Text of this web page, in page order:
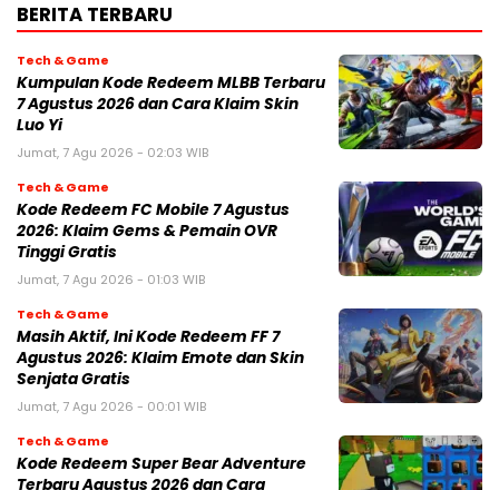
BERITA TERBARU
Tech & Game
Kumpulan Kode Redeem MLBB Terbaru
7 Agustus 2026 dan Cara Klaim Skin
Luo Yi
Jumat, 7 Agu 2026 - 02:03 WIB
Tech & Game
Kode Redeem FC Mobile 7 Agustus
2026: Klaim Gems & Pemain OVR
Tinggi Gratis
Jumat, 7 Agu 2026 - 01:03 WIB
Tech & Game
Masih Aktif, Ini Kode Redeem FF 7
Agustus 2026: Klaim Emote dan Skin
Senjata Gratis
Jumat, 7 Agu 2026 - 00:01 WIB
Tech & Game
Kode Redeem Super Bear Adventure
Terbaru Agustus 2026 dan Cara